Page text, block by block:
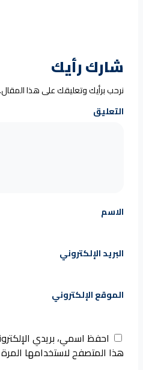
شارك رأيك
نرحب برأيك وتعليقك على هذا
التعليق
الاسم
البريد الإلكتروني
الموقع الإلكتروني
احفظ اسمي، بريدي
هذا المتصفح لاستخدامها